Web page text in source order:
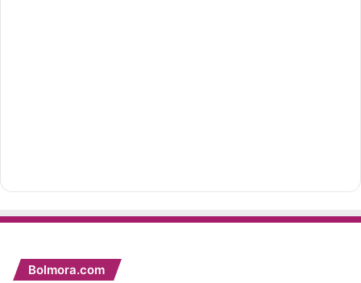
Bolmora.com